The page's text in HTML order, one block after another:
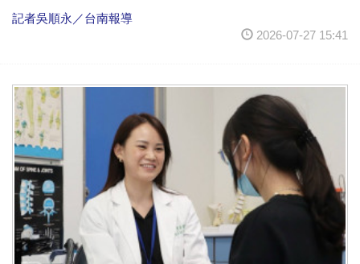
記者吳順永／台南報導
2026-07-27 15:41